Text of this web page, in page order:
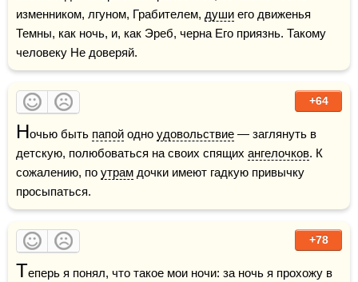
изменником, лгуном, Грабителем, души его движенья
Темны, как ночь, и, как Эреб, черна Его приязнь. Такому
человеку Не доверяй.
+64
Ночью быть папой одно удовольствие — заглянуть в
детскую, полюбоваться на своих спящих ангелочков. К
сожалению, по утрам дочки имеют гадкую привычку
просыпаться.
+78
Т